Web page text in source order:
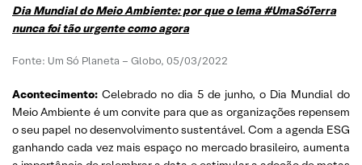
Dia Mundial do Meio Ambiente: por que o lema #UmaSóTerra
nunca foi tão urgente como agora
Fonte: Um Só Planeta – Globo, 05/03/2022
Acontecimento: Celebrado no dia 5 de junho, o Dia Mundial do
Meio Ambiente é um convite para que as organizações repensem
o seu papel no desenvolvimento sustentável. Com a agenda ESG
ganhando cada vez mais espaço no mercado brasileiro, aumenta